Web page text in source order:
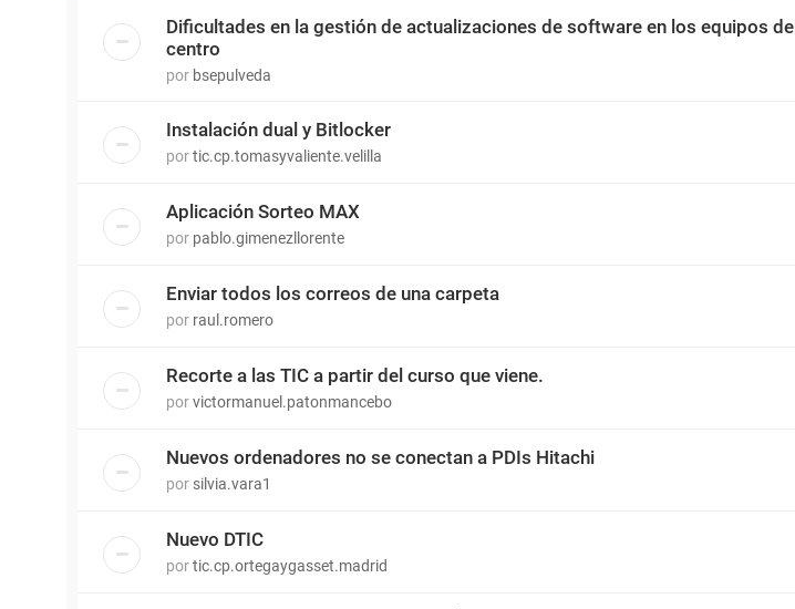
Dificultades en la gestión de actualizaciones de software en los equipos del
centro
por bsepulveda
Instalación dual y Bitlocker
portic.cp.tomasyvaliente.velilla
Aplicación Sorteo MAX
por pablo.gimenezllorente
Enviar todos los correos de una carpeta
por raul.romero
Recorte a las TIC a partir del curso que viene.
porvictormanuel.patonmancebo
Nuevos ordenadores no se conectan a PDIs Hitachi
por silvia.vara1
Nuevo DTIC
portic.cp.ortegaygasset.madrid